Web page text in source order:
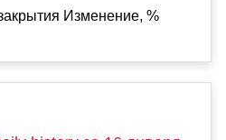
Изменение, %